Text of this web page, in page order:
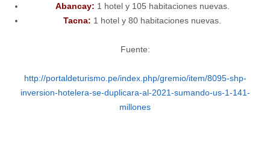
Abancay: 1 hotel y 105 habitaciones nuevas.
Tacna: 1 hotel y 80 habitaciones nuevas.
Fuente:
http://portaldeturismo.pe/index.php/gremio/item/8095-shp-
inversion-hotelera-se-duplicara-al-2021-sumando-us-1-141-
millones